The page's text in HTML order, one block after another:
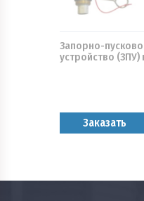
Запорно-
устройство (ЗПУ)
Заказать